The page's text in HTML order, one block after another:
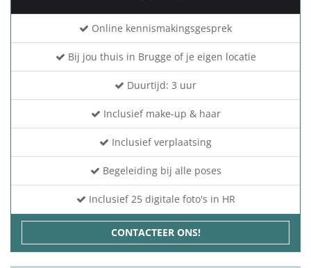
Online kennismakingsgesprek
Bij jou thuis in Brugge of je eigen locatie
Duurtijd: 3 uur
Inclusief make-up & haar
Inclusief verplaatsing
Begeleiding bij alle poses
Inclusief 25 digitale foto's in HR
CONTACTEER ONS!